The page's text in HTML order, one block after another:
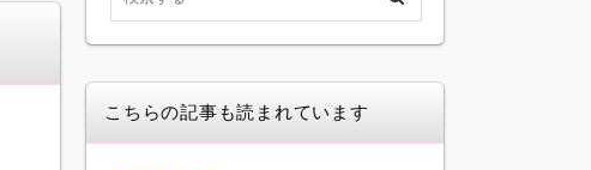
こちらの記事も読まれています